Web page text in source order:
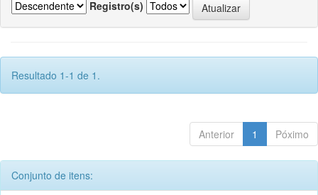
Registro(s)
Resultado 1-1 de 1.
Anterior 1 Póximo
Conjunto de itens: